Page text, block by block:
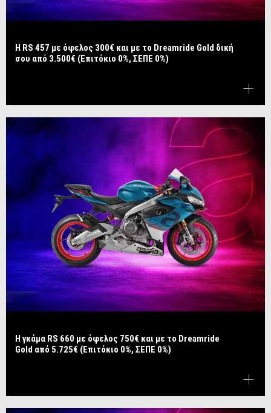
Η RS 457 με όφελος 300€ και με το Dreamride Gold δική
σου από 3.500€ (Επιτόκιο 0%, ΣΕΠΕ 0%)
Η γκάμα RS 660 με όφελος 750€ και με το Dreamride
Gold από 5.725€ (Επιτόκιο 0%, ΣΕΠΕ 0%)